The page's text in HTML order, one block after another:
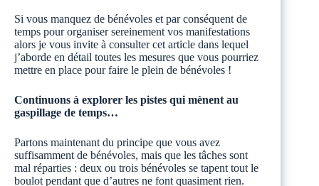
Si vous manquez de bénévoles et par conséquent de
temps pour organiser sereinement vos manifestations
alors je vous invite à consulter cet article dans lequel
j’aborde en détail toutes les mesures que vous pourriez
mettre en place pour faire le plein de bénévoles !
Continuons à explorer les pistes qui mènent au
gaspillage de temps…
Partons maintenant du principe que vous avez
suffisamment de bénévoles, mais que les tâches sont
mal réparties : deux ou trois bénévoles se tapent tout le
boulot pendant que d’autres ne font quasiment rien.